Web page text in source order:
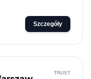
Szczegóły
TRUST